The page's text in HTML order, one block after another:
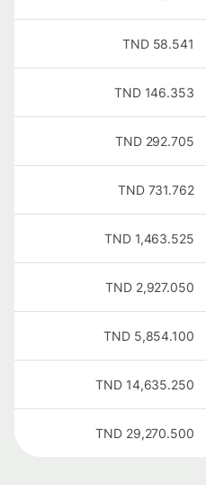
58.541
TND
146.353
TND
292.705
TND
731.762
TND
1,463.525
TND
2,927.050
TND
5,854.100
TND
14,635.250
TND
29,270.500
TND